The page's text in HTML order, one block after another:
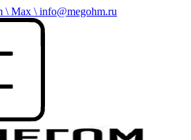
\ Max \ info@megohm.ru